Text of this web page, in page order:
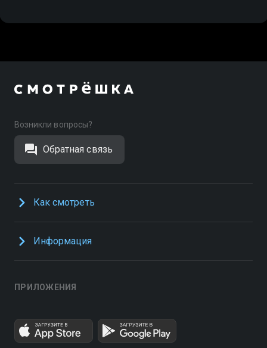
Возникли вопросы?
Обратная связь
Как смотреть
Информация
ПРИЛОЖЕНИЯ